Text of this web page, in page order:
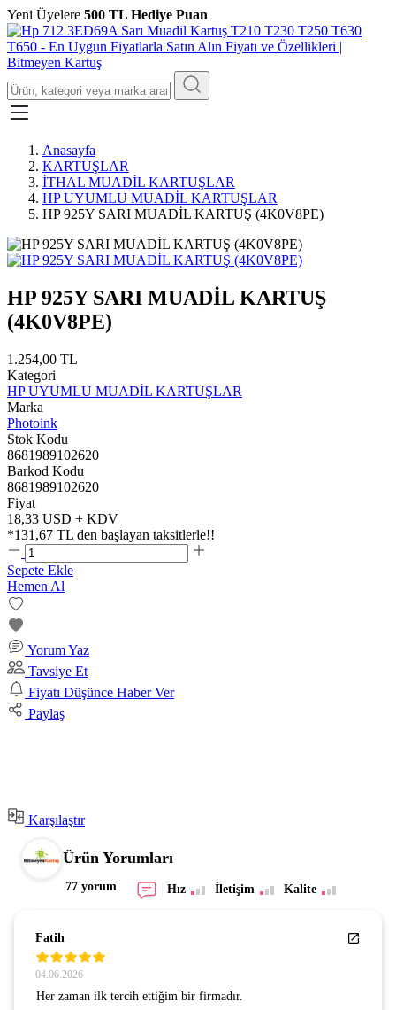
Yeni Üyelere 500 TL Hediye Puan
Anasayfa
KARTUŞLAR
İTHAL MUADİL KARTUŞLAR
HP UYUMLU MUADİL KARTUŞLAR
HP 925Y SARI MUADİL KARTUŞ (4K0V8PE)
HP 925Y SARI MUADİL KARTUŞ
(4K0V8PE)
1.254,00 TL
Kategori
HP UYUMLU MUADİL KARTUŞLAR
Marka
Photoink
Stok Kodu
8681989102620
Barkod Kodu
8681989102620
Fiyat
18,33 USD + KDV
*131,67 TL den başlayan taksitlerle!!
Sepete Ekle
Hemen Al
Yorum Yaz
Tavsiye Et
Fiyatı Düşünce Haber Ver
Paylaş
Karşılaştır
Ürün Yorumları
77 yorum Hız İletişim Kalite
Fatih
04.06.2026
Her zaman ilk tercih ettiğim bir firmadır.